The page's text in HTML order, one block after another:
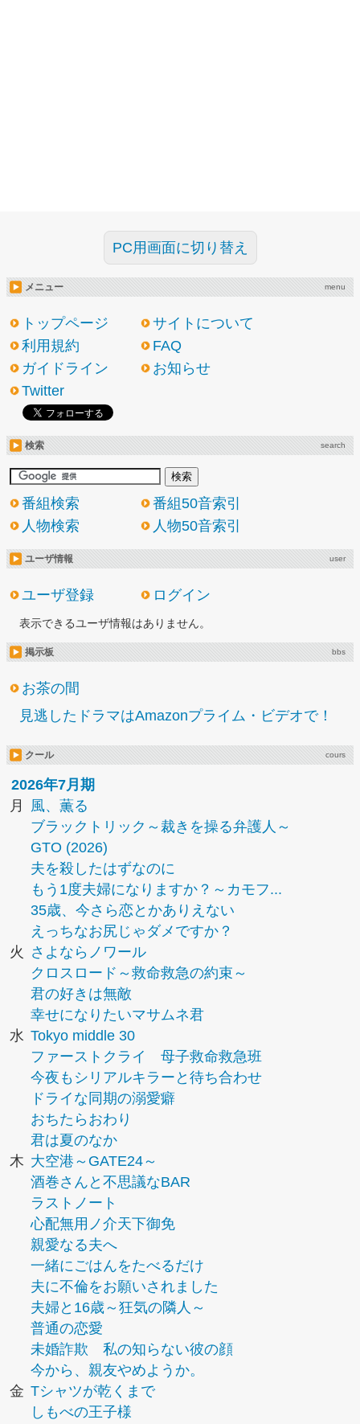
PC用画面に切り替え
メニュー menu
トップページ
サイトについて
利用規約
FAQ
ガイドライン
お知らせ
Twitter
検索 search
番組検索
番組50音索引
人物検索
人物50音索引
ユーザ情報 user
ユーザ登録 ログイン
表示できるユーザ情報はありません。
掲示板 bbs
お茶の間
見逃したドラマはAmazonプライム・ビデオで！
クール cours
2026年7月期
月
風、薫る
ブラックトリック～裁きを操る弁護人～
GTO (2026)
夫を殺したはずなのに
もう1度夫婦になりますか？～カモフ...
35歳、今さら恋とかありえない
えっちなお尻じゃダメですか？
火
さよならノワール
クロスロード～救命救急の約束～
君の好きは無敵
幸せになりたいマサムネ君
水 Tokyo middle 30
ファーストクライ 母子救命救急班
今夜もシリアルキラーと待ち合わせ
ドライな同期の溺愛癖
おちたらおわり
君は夏のなか
木 大空港～GATE24～
酒巻さんと不思議なBAR
ラストノート
心配無用ノ介天下御免
親愛なる夫へ
一緒にごはんをたべるだけ
夫に不倫をお願いされました
夫婦と16歳～狂気の隣人～
普通の恋愛
未婚詐欺 私の知らない彼の顔
今から、親友やめようか。
金 Tシャツが乾くまで
しもべの王子様